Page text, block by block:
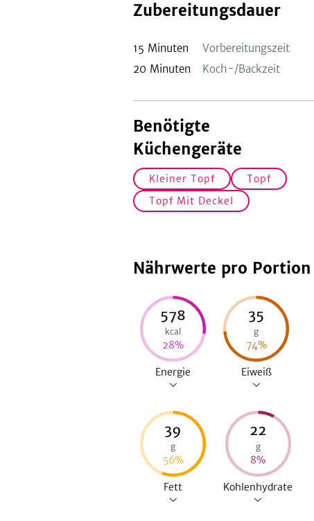
Zubereitungsdauer
15 Minuten
Vorbereitungszeit
20 Minuten Koch-/Backzeit
Benötigte
Küchengeräte
Kleiner Topf
Topf
Topf Mit Deckel
Nährwerte pro Portion
578
kcal
28%
Energie
35
g
74%
Eiweiß
39
g
56%
Fett
22
g
8%
Kohlenhydrate